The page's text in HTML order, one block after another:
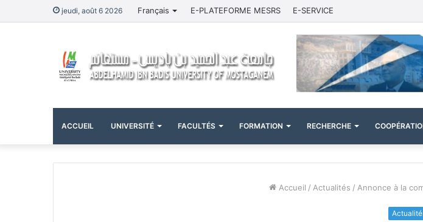
jeudi, août 6 2026 Français E-PLATEFORME MESRS E-SERVICE
ACCUEIL UNIVERSITÉ FACULTÉS FORMATION RECHERCHE
Accueil / Actualités / Annonce à la